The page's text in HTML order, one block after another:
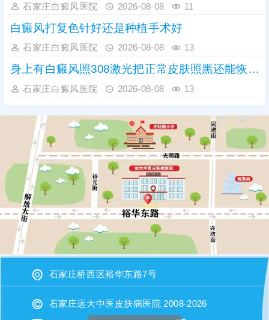
石家庄白癜风医院 2026-08-08 11
白癜风打复色针好还是种植手术好
石家庄白癜风医院 2026-08-08 13
身上有白癜风照308激光把正常皮肤照黑还能恢复吗
石家庄白癜风医院 2026-08-08 13
石家庄桥西区裕华东路7号
石家庄远大中医皮肤病医院 2008-2026